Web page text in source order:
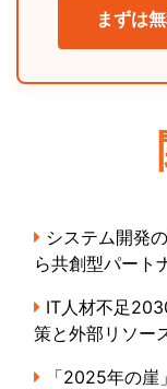
まずは
システム開発
ら共創型パート
IT人材不足
策と外部リソー
「2025年の